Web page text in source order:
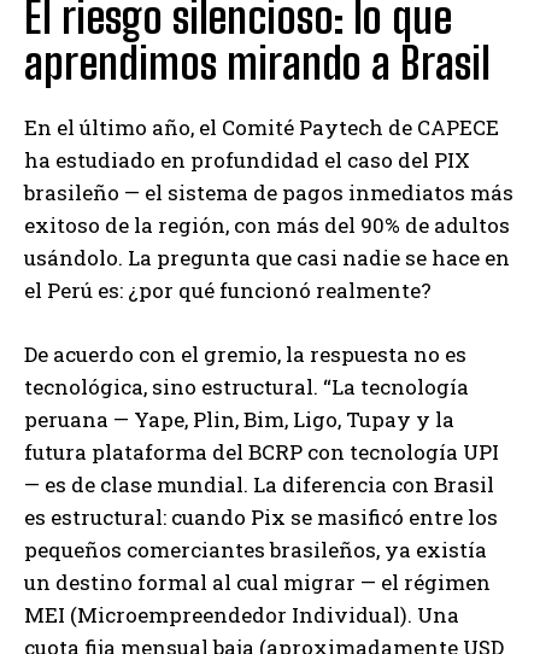
El riesgo silencioso: lo que
aprendimos mirando a Brasil
En el último año, el Comité Paytech de CAPECE
ha estudiado en profundidad el caso del PIX
brasileño — el sistema de pagos inmediatos más
exitoso de la región, con más del 90% de adultos
usándolo. La pregunta que casi nadie se hace en
el Perú es: ¿por qué funcionó realmente?
De acuerdo con el gremio, la respuesta no es
tecnológica, sino estructural. “La tecnología
peruana — Yape, Plin, Bim, Ligo, Tupay y la
futura plataforma del BCRP con tecnología UPI
— es de clase mundial. La diferencia con Brasil
es estructural: cuando Pix se masificó entre los
pequeños comerciantes brasileños, ya existía
un destino formal al cual migrar — el régimen
MEI (Microempreendedor Individual). Una
cuota fija mensual baja (aproximadamente USD